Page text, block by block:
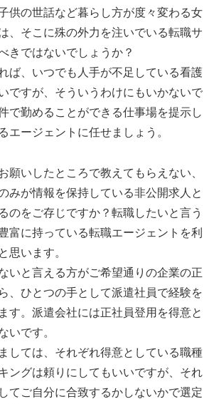
供の世話など暮らし方が度々変わる女
、そこに殊の外力を注いでいる転職サ
きではないでしょうか？
ば、いつでも人手が不足している看護
ですが、そういうわけにもいかないで
で勤めることができる仕事場を提示し
エージェントに任せましょう。
願いしたところで教えてもらえない、
みが情報を保持している非公開求人と
のをご存じですか？転職したいと言う
富に持っている転職エージェントを利
思います。
いと言える方がご希望通りの企業の正
、ひとつの手として派遣社員で経験を
す。派遣会社には正社員登用を得意と
いです。
しては、それぞれ得意としている職種
ングは頼りにしてもいいですが、それ
てご自分に合致するかしないかで選定